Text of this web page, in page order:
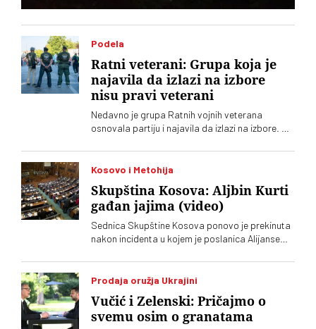
Podela
Ratni veterani: Grupa koja je
najavila da izlazi na izbore
nisu pravi veterani
Nedavno je grupa Ratnih vojnih veterana
osnovala partiju i najavila da izlazi na izbore. Oni
se od njih
Kosovo i Metohija
Skupština Kosova: Aljbin Kurti
gađan jajima (video)
Sednica Skupštine Kosova ponovo je prekinuta
nakon incidenta u kojem je poslanica Alijanse
premijera Aljbina Kurtija
Prodaja oružja Ukrajini
Vučić i Zelenski: Pričajmo o
svemu osim o granatama